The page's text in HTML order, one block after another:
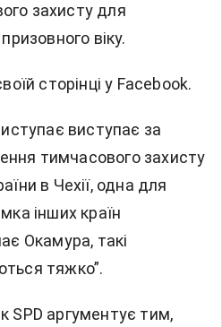
захисту для
віку.
сторінці у Facebook.
виступає за
тимчасового захисту
в Чехії, одна для
інших країн
Окамура, такі
тяжко”.
SPD аргументує тим,